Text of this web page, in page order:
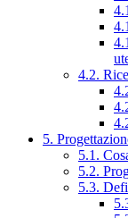
4.2.
5.
5.1.
5.2.
5.3.